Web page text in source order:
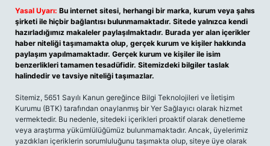
Yasal Uyarı: Bu internet sitesi, herhangi bir marka, kurum veya şahıs
şirketi ile hiçbir bağlantısı bulunmamaktadır. Sitede yalnızca kendi
hazırladığımız makaleler paylaşılmaktadır. Burada yer alan içerikler
haber niteliği taşımamakta olup, gerçek kurum ve kişiler hakkında
paylaşım yapılmamaktadır. Gerçek kurum ve kişiler ile isim
benzerlikleri tamamen tesadüfidir. Sitemizdeki bilgiler taslak
halindedir ve tavsiye niteliği taşımazlar.
Sitemiz, 5651 Sayılı Kanun gereğince Bilgi Teknolojileri ve İletişim
Kurumu (BTK) tarafından onaylanmış bir Yer Sağlayıcı olarak hizmet
vermektedir. Bu nedenle, sitedeki içerikleri proaktif olarak denetleme
veya araştırma yükümlülüğümüz bulunmamaktadır. Ancak, üyelerimiz
yazdıkları içeriklerin sorumluluğunu taşımakta olup, siteye üye olarak